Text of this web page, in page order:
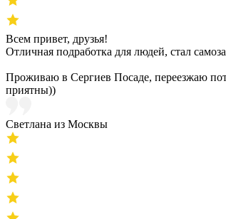
Всем привет, друзья!
Отличная подработка для людей, стал
Проживаю в Сергиев Посаде, переезжаю
приятны))
Светлана из Москвы